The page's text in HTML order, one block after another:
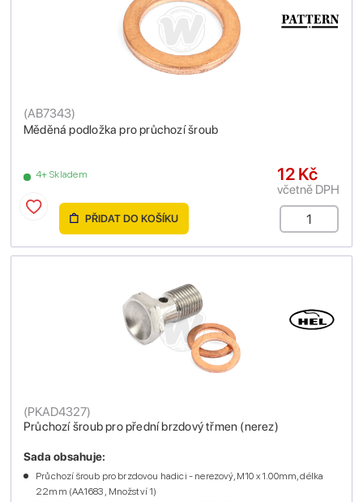
Měděná podložka pro průchozí šroub
(AB7343)
4+ Skladem 12 Kč
včetně DPH
PŘIDAT DO KOŠÍKU
Průchozí šroub pro přední brzdový třmen (nerez)
(PKAD4327)
Sada obsahuje:
Průchozí šroub pro brzdovou hadici - nerezový, M10 x 1.00mm, délka
22mm (AA1683 , Množství 1)